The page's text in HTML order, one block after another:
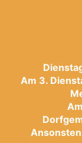
Am 3.